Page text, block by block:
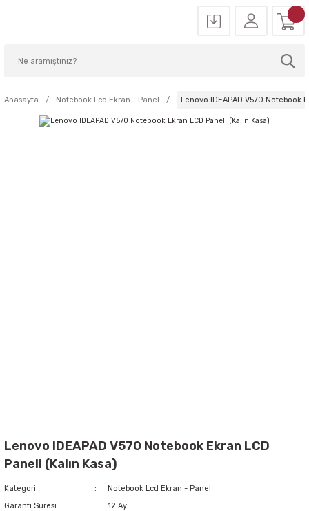
Anasayfa Notebook Lcd Ekran - Panel Lenovo IDEAPAD V570 Notebook
Lenovo IDEAPAD V570 Notebook Ekran LCD
Paneli (Kalın Kasa)
Kategori
Notebook Lcd Ekran - Panel
Garanti Süresi
12 Ay